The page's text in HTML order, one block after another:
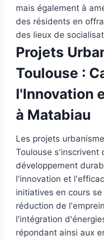
mais également à
des résidents en
des lieux de
Projets
Toulouse :
l'Innovation
à Matabiau
Les projets
Toulouse s'inscrivent
développement
l'innovation et
initiatives en cours
réduction de
l'intégration
répondant ainsi aux